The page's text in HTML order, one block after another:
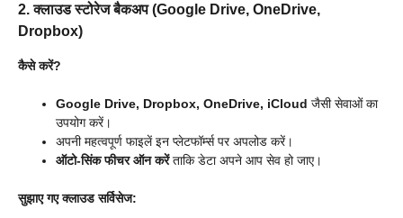
2. क्लाउड स्टोरेज बैकअप (Google Drive, OneDrive,
Dropbox)
कैसे करें?
Google Drive, Dropbox, OneDrive, iCloud जैसी सेवाओं का
उपयोग करें।
अपनी महत्वपूर्ण फाइलें इन प्लेटफॉर्म्स पर अपलोड करें।
ऑटो-सिंक फीचर ऑन करेंताकि डेटा अपने आप सेव हो जाए।
सुझाए गए क्लाउड सर्विसेज: